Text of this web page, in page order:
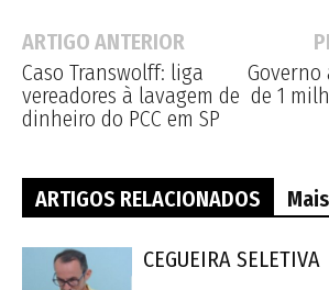
ARTIGO ANTERIOR
Caso Transwolff: liga
vereadores à lavagem de
dinheiro do PCC em SP
de 1
ARTIGOS RELACIONADOS
CEGUEIRA SELETIVA